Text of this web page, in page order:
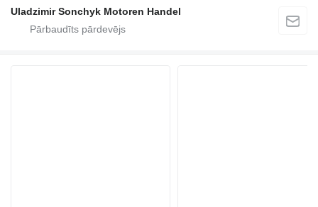
Uladzimir Sonchyk Motoren Handel